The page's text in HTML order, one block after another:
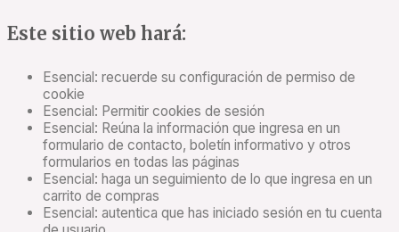
Este sitio web hará:
Esencial: recuerde su configuración de permiso de
cookie
Esencial: Permitir cookies de sesión
Esencial: Reúna la información que ingresa en un
formulario de contacto, boletín informativo y otros
formularios en todas las páginas
Esencial: haga un seguimiento de lo que ingresa en un
carrito de compras
Esencial: autentica que has iniciado sesión en tu cuenta